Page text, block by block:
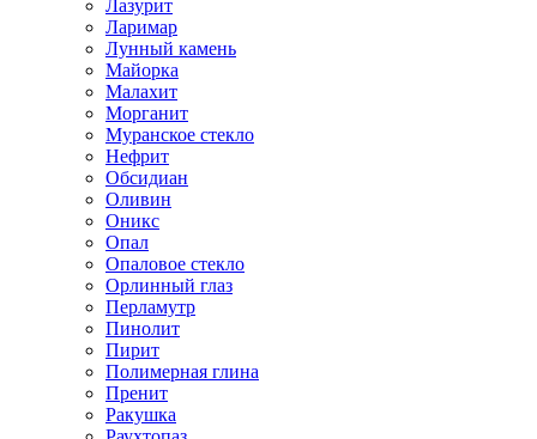
Лазурит
Ларимар
Лунный камень
Майорка
Малахит
Морганит
Муранское стекло
Нефрит
Обсидиан
Оливин
Оникс
Опал
Опаловое стекло
Орлинный глаз
Перламутр
Пинолит
Пирит
Полимерная глина
Пренит
Ракушка